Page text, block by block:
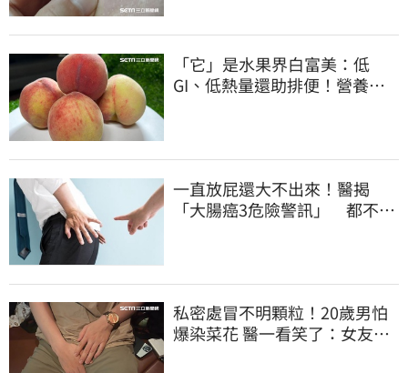
「它」是水果界白富美：低
GI、低熱量還助排便！營養師
一直放屁還大不出來！醫揭
「大腸癌3危險警訊」 都不排
私密處冒不明顆粒！20歲男怕
爆染菜花 醫一看笑了：女友常